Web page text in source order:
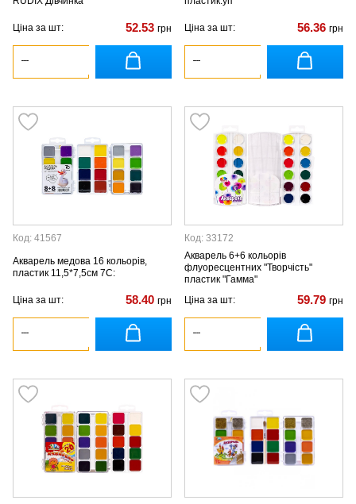
Ціна за шт: 52.53 грн Ціна за шт: 56.36 грн
Код: 41567
Акварель медова 16 кольорів,
пластик 11,5*7,5см 7С:
Ціна за шт: 58.40 грн
Код: 33172
Акварель 6+6 кольорів
флуоресцентних "Творчість"
пластик "Гамма"
Ціна за шт:
59.79 грн